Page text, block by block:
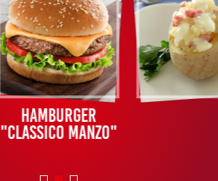
Hamburger
"Classico manzo"